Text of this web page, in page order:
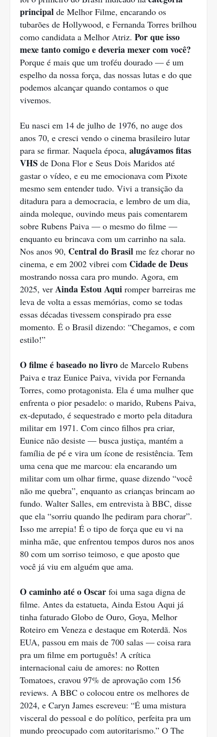
principal de Melhor Filme, encarando os
tubarões de Hollywood, e Fernanda Torres brilhou
como candidata a Melhor Atriz. Por que isso
mexe tanto comigo e deveria mexer com você?
Porque é mais que um troféu dourado — é um
espelho da nossa força, das nossas lutas e do que
podemos alcançar quando contamos o que
vivemos.
Eu nasci em 14 de julho de 1976, no auge dos
anos 70, e cresci vendo o cinema brasileiro lutar
para se firmar. Naquela época, alugávamos fitas
VHS de Dona Flor e Seus Dois Maridos até
gastar o vídeo, e eu me emocionava com Pixote
mesmo sem entender tudo. Vivi a transição da
ditadura para a democracia, e lembro de um dia,
ainda moleque, ouvindo meus pais comentarem
sobre Rubens Paiva — o mesmo do filme —
enquanto eu brincava com um carrinho na sala.
Nos anos 90, Central do Brasil me fez chorar no
cinema, e em 2002 vibrei com Cidade de Deus
mostrando nossa cara pro mundo. Agora, em
2025, ver Ainda Estou Aqui romper barreiras me
leva de volta a essas memórias, como se todas
essas décadas tivessem conspirado pra esse
momento. É o Brasil dizendo: “Chegamos, e com
estilo!”
O filme é baseado no livro de Marcelo Rubens
Paiva e traz Eunice Paiva, vivida por Fernanda
Torres, como protagonista. Ela é uma mulher que
enfrenta o pior pesadelo: o marido, Rubens Paiva,
ex-deputado, é sequestrado e morto pela ditadura
militar em 1971. Com cinco filhos pra criar,
Eunice não desiste — busca justiça, mantém a
família de pé e vira um ícone de resistência. Tem
uma cena que me marcou: ela encarando um
militar com um olhar firme, quase dizendo “você
não me quebra”, enquanto as crianças brincam ao
fundo. Walter Salles, em entrevista à BBC, disse
que ela “sorriu quando lhe pediram para chorar”.
Isso me arrepia! É o tipo de força que eu vi na
minha mãe, que enfrentou tempos duros nos anos
80 com um sorriso teimoso, e que aposto que
você já viu em alguém que ama.
O caminho até o Oscar foi uma saga digna de
filme. Antes da estatueta, Ainda Estou Aqui já
tinha faturado Globo de Ouro, Goya, Melhor
Roteiro em Veneza e destaque em Roterdã. Nos
EUA, passou em mais de 700 salas — coisa rara
pra um filme em português! A crítica
internacional caiu de amores: no Rotten
Tomatoes, cravou 97% de aprovação com 156
reviews. A BBC o colocou entre os melhores de
2024, e Caryn James escreveu: “É uma mistura
visceral do pessoal e do político, perfeita pra um
mundo preocupado com autoritarismo.” O The